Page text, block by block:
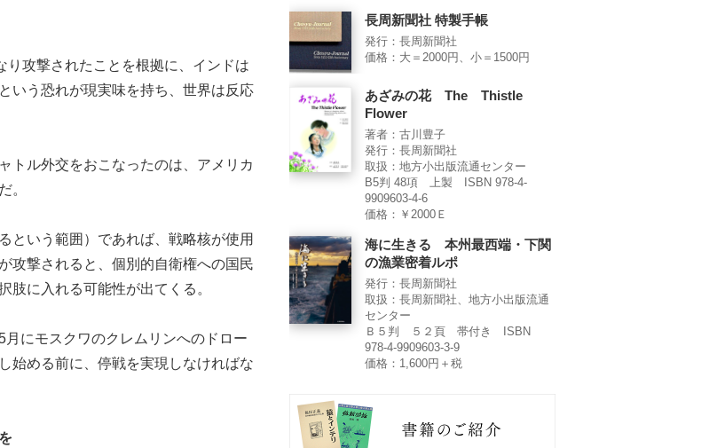
攻撃されたことを根拠に、インドは
いう恐れが現実味を持ち、世界は反応
トル外交をおこなったのは、アメリカ
。
という範囲）であれば、戦略核が使用
攻撃されると、個別的自衛権への国民
肢に入れる可能性が出てくる。
にモスクワのクレムリンへのドロー
始める前に、停戦を実現しなければな
長周新聞社 特製手帳
発行：長周新聞社
価格：大＝2000円、小＝1500円
あざみの花 The Thistle
Flower
著者：古川豊子
発行：長周新聞社
取扱：地方小出版流通センター
B5判 48項 上製 ISBN 978-4-
9909603-4-6
価格：￥2000Ｅ
海に生きる 本州最西端・下関
の漁業密着ルポ
発行：長周新聞社
取扱：長周新聞社、地方小出版流通
センター
Ｂ５判 ５２頁 帯付き ISBN
978-4-9909603-3-9
価格：1,600円＋税